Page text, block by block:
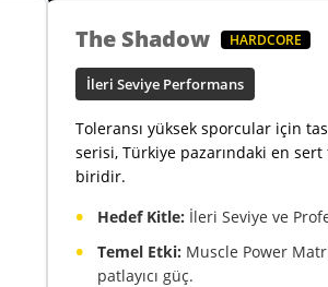
The Shadow HARDCORE
İleri Seviye Performans
Toleransı yüksek sporcular için
serisi, Türkiye pazarındaki en
biridir.
Hedef Kitle: İleri Seviye ve
Temel Etki: Muscle Power
patlayıcı güç.